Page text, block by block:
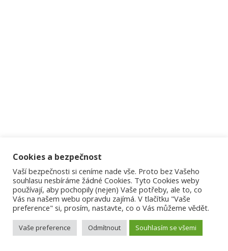
Cookies a bezpečnost
Vaší bezpečnosti si ceníme nade vše. Proto bez Vašeho
souhlasu nesbíráme žádné Cookies. Tyto Cookies weby
používají, aby pochopily (nejen) Vaše potřeby, ale to, co
Vás na našem webu opravdu zajímá. V tlačítku "Vaše
preference" si, prosím, nastavte, co o Vás můžeme vědět.
Vaše preference Odmítnout Souhlasím se všemi